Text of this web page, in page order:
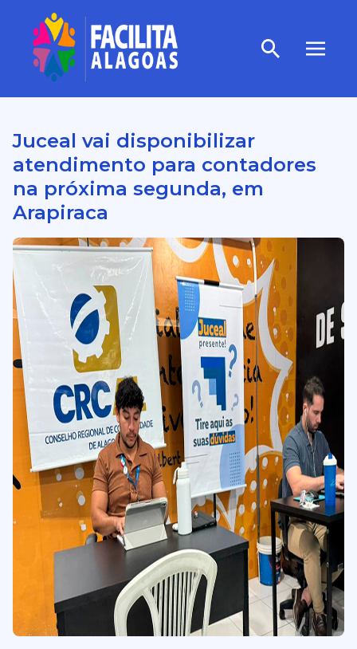
Juceal vai disponibilizar
atendimento para contadores
na próxima segunda, em
Arapiraca